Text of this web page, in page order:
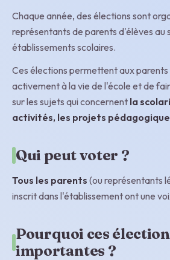
Chaque année, des élections sont
représentants de parents d'élèves au
établissements scolaires.
Ces élections permettent aux
activement à la vie de l'école et de
sur les sujets qui concernent la
activités, les projets
Qui peut voter ?
Tous les parents (ou représentants
inscrit dans l'établissement ont une
Pourquoi ces
importantes ?